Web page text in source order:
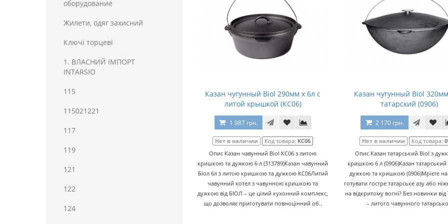
оборудование
Жилети, одяг захисний
Ключі торцеві
1. ВЛАСНИЙ ІМПОРТ
INTARSIO
115
115021221
117
119
121
122
124
Казан чугунный Biol 290мм x 6л с
литой крышкой (КС06)
1 987 грн.
Нет в наличии Код товара: КС06
Опис Казан чавунний Biol КС06 з литою
кришкою та дужкою 6 л (313789)Казан чавунний
Біол 6л з литою кришкою та дужкою КС06Литий
чавунний котел з чавунною кришкою та
дужкою від БІОЛ – це цілий кухонний комплекс,
що дозволяє приготувати повноцінний об..
Казан чугунный Biol
татарский (0906)
2 170 грн.
Нет в наличии Код товара:
Опис Казан татарський Biol з
кришкою 6 л (0906)Казан татарський
дужкою та кришкою (0906)Мрієте
готувати гостре татарське азу або
на відкритому вогні? Без новинки від
– литого чавунного